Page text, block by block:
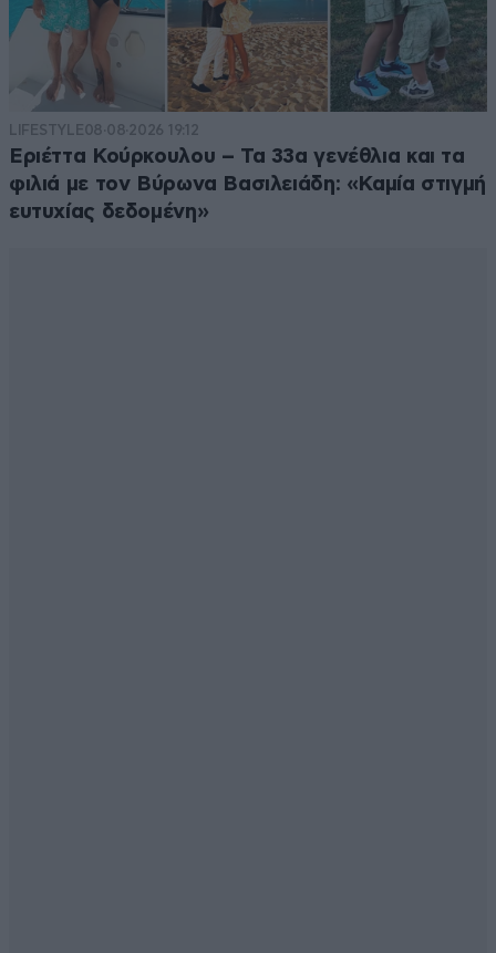
LIFESTYLE08·08·2026 19:12
Εριέττα Κούρκουλου – Τα 33α γενέθλια και τα
φιλιά με τον Βύρωνα Βασιλειάδη: «Καμία στιγμή
ευτυχίας δεδομένη»